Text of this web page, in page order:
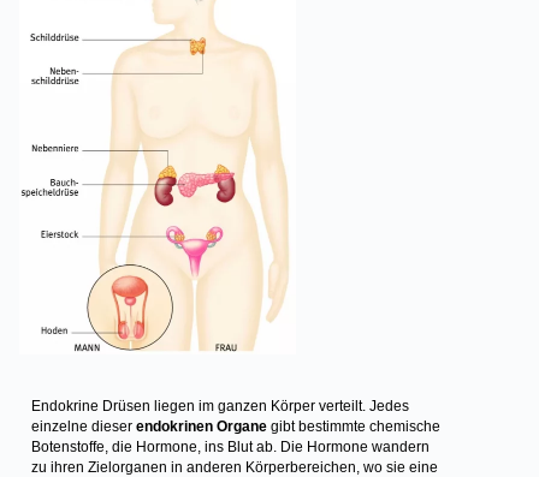
Endokrine Drüsen liegen im ganzen Körper verteilt. Jedes
einzelne dieser endokrinen Organe gibt bestimmte chemische
Botenstoffe, die Hormone, ins Blut ab. Die Hormone wandern
zu ihren Zielorganen in anderen Körperbereichen, wo sie eine